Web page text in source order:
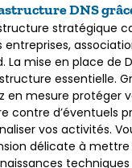
DNS
stratégique
La mise en place de
essentielle.
en mesure protéger
contre d’éventuels
vos activités.
délicate à